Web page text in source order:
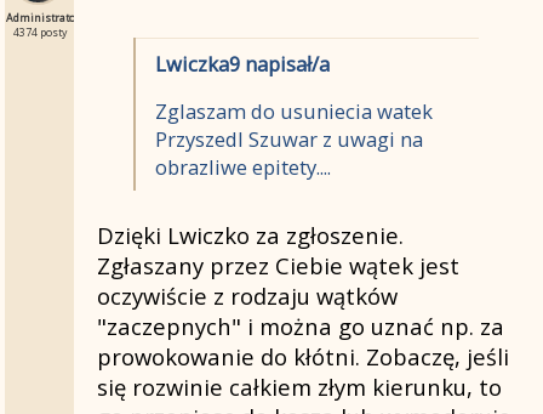
Administrator
4374 posty
Lwiczka9 napisał/a
Zglaszam do usuniecia watek
Przyszedl Szuwar z uwagi na
obrazliwe epitety....
Dzięki Lwiczko za zgłoszenie.
Zgłaszany przez Ciebie wątek jest
oczywiście z rodzaju wątków
"zaczepnych" i można go uznać np. za
prowokowanie do kłótni. Zobaczę, jeśli
się rozwinie całkiem złym kierunku, to